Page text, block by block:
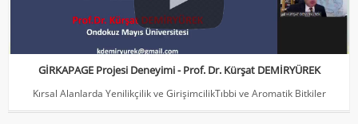
GİRKAPAGE Projesi Deneyimi - Prof. Dr. Kürşat DEMİRYÜREK
Kırsal Alanlarda Yenilikçilik ve GirişimcilikTıbbi ve Aromatik Bitkiler